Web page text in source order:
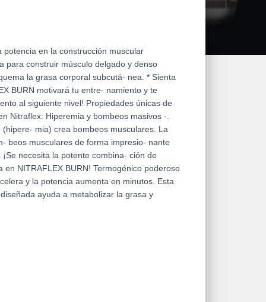
potencia en la construcción muscular
para construir músculo delgado y denso
la grasa corporal subcutá- nea. * Sienta
BURN motivará tu entre- namiento y te
al siguiente nivel! Propiedades únicas de
Nitraflex: Hiperemia y bombeos masivos -.
mia) crea bombeos musculares. La
beos musculares de forma impresio- nante
necesita la potente combina- ción de
NITRAFLEX BURN! Termogénico poderoso
y la potencia aumenta en minutos. Esta
ayuda a metabolizar la grasa y